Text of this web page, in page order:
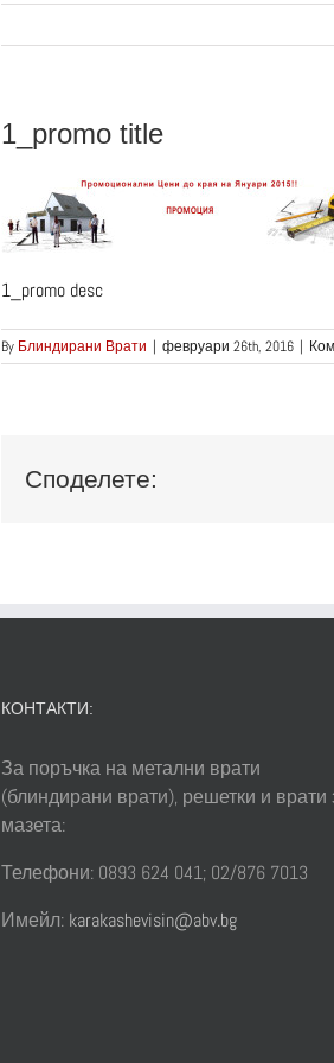
1_promo title
1_promo desc
By Блиндирани Врати | февруари 26th, 2016 |
Споделете:
КОНТАКТИ:
За поръчка на метални врати
(блиндирани врати), решетки и врати
мазета:
Телефони: 0893 624 041; 02/876 7013
Имейл: karakashevisin@abv.bg